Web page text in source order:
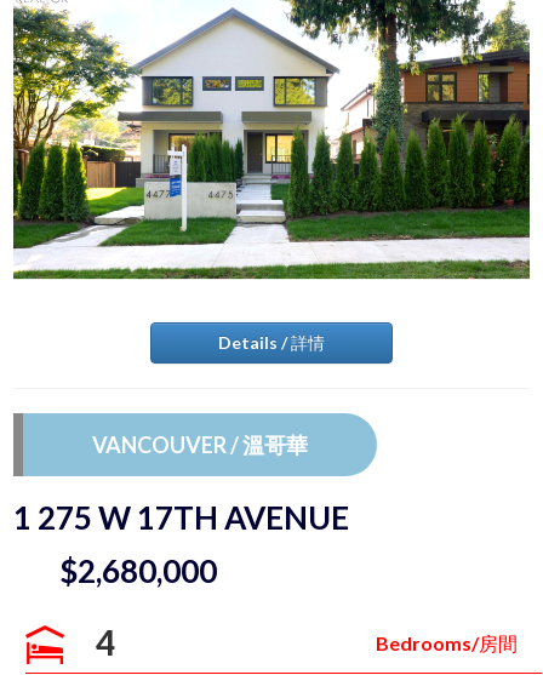
Details / 詳情
VANCOUVER / 溫哥華
1 275 W 17TH AVENUE
$2,680,000
4 Bedrooms/房間